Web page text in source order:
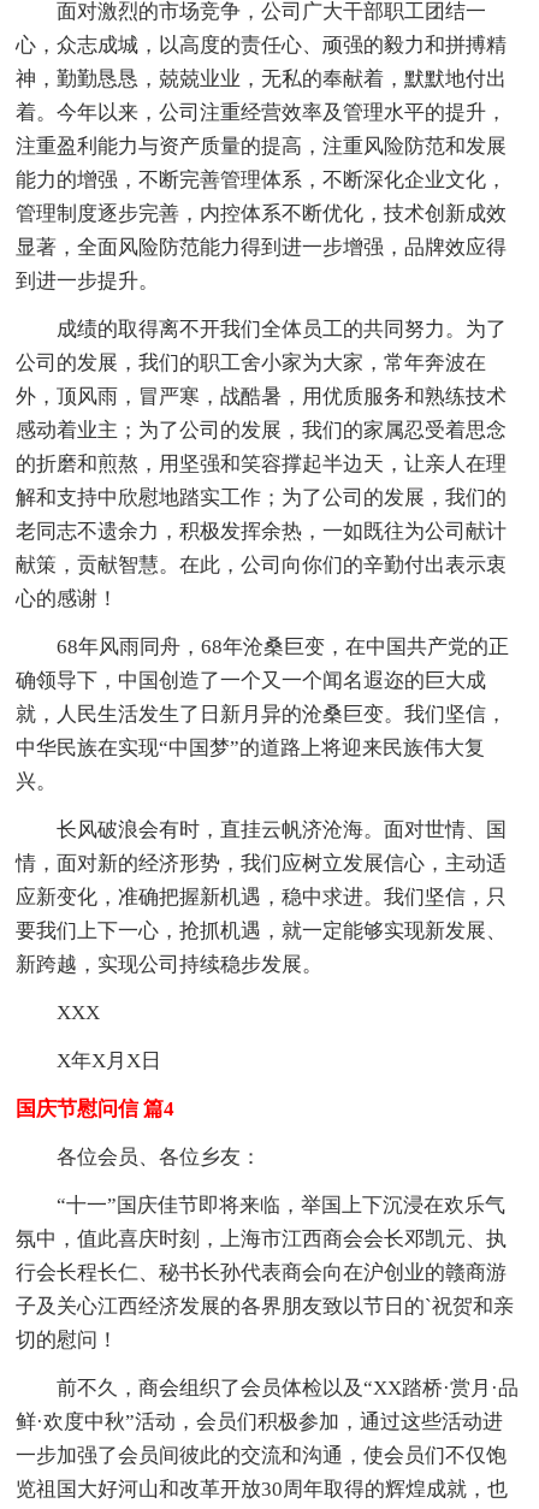
面对激烈的市场竞争，公司广大干部职工团结一
心，众志成城，以高度的责任心、顽强的毅力和拼搏精
神，勤勤恳恳，兢兢业业，无私的奉献着，默默地付出
着。今年以来，公司注重经营效率及管理水平的提升，
注重盈利能力与资产质量的提高，注重风险防范和发展
能力的增强，不断完善管理体系，不断深化企业文化，
管理制度逐步完善，内控体系不断优化，技术创新成效
显著，全面风险防范能力得到进一步增强，品牌效应得
到进一步提升。
成绩的取得离不开我们全体员工的共同努力。为了
公司的发展，我们的职工舍小家为大家，常年奔波在
外，顶风雨，冒严寒，战酷暑，用优质服务和熟练技术
感动着业主；为了公司的发展，我们的家属忍受着思念
的折磨和煎熬，用坚强和笑容撑起半边天，让亲人在理
解和支持中欣慰地踏实工作；为了公司的发展，我们的
老同志不遗余力，积极发挥余热，一如既往为公司献计
献策，贡献智慧。在此，公司向你们的辛勤付出表示衷
心的感谢！
68年风雨同舟，68年沧桑巨变，在中国共产党的正
确领导下，中国创造了一个又一个闻名遐迩的巨大成
就，人民生活发生了日新月异的沧桑巨变。我们坚信，
中华民族在实现“中国梦”的道路上将迎来民族伟大复
兴。
长风破浪会有时，直挂云帆济沧海。面对世情、国
情，面对新的经济形势，我们应树立发展信心，主动适
应新变化，准确把握新机遇，稳中求进。我们坚信，只
要我们上下一心，抢抓机遇，就一定能够实现新发展、
新跨越，实现公司持续稳步发展。
XXX
X年X月X日
国庆节慰问信 篇4
各位会员、各位乡友：
“十一”国庆佳节即将来临，举国上下沉浸在欢乐气
氛中，值此喜庆时刻，上海市江西商会会长邓凯元、执
行会长程长仁、秘书长孙代表商会向在沪创业的赣商游
子及关心江西经济发展的各界朋友致以节日的`祝贺和亲
切的慰问！
前不久，商会组织了会员体检以及“XX踏桥·赏月·品
鲜·欢度中秋”活动，会员们积极参加，通过这些活动进
一步加强了会员间彼此的交流和沟通，使会员们不仅饱
览祖国大好河山和改革开放30周年取得的辉煌成就，也